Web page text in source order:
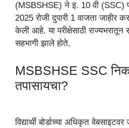
(MSBSHSE) ने इ. 10 वी (SSC)
2025 रोजी दुपारी 1 वाजता जाहीर
केली आहे. या परीक्षेसाठी राज्यभरातून
सहभागी झाले होते.
MSBSHSE SSC
तपासायचा?
विद्यार्थी बोर्डाच्या अधिकृत